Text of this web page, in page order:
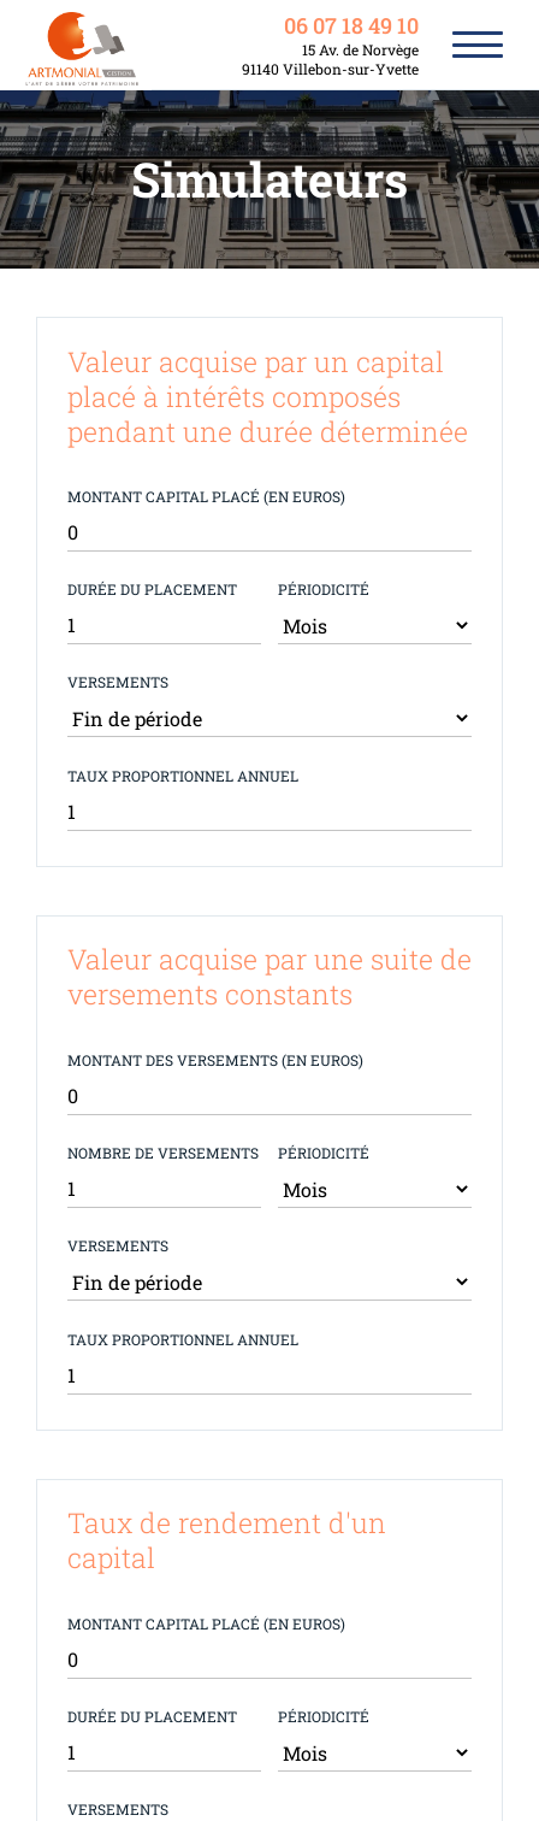
06 07 18 49 10
15 Av. de Norvège
91140 Villebon-sur-Yvette
Simulateurs
Valeur acquise par un capital
placé à intérêts composés
pendant une durée déterminée
MONTANT CAPITAL PLACÉ (EN EUROS)
DURÉE DU PLACEMENT PÉRIODICITÉ
VERSEMENTS
TAUX PROPORTIONNEL ANNUEL
Valeur acquise par une suite de
versements constants
MONTANT DES VERSEMENTS (EN EUROS)
NOMBRE DE VERSEMENTS PÉRIODICITÉ
VERSEMENTS
TAUX PROPORTIONNEL ANNUEL
Taux de rendement d'un
capital
MONTANT CAPITAL PLACÉ (EN EUROS)
DURÉE DU PLACEMENT PÉRIODICITÉ
VERSEMENTS